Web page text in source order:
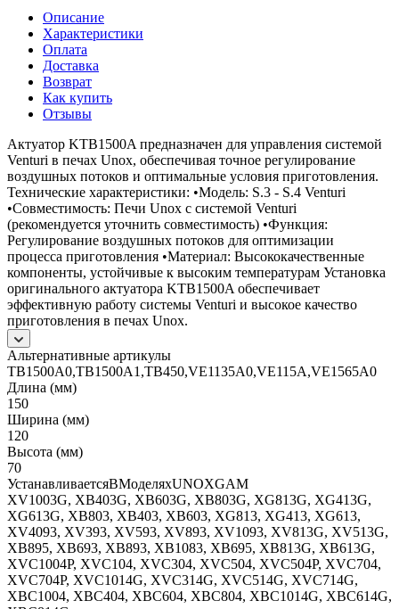
Описание
Характеристики
Оплата
Доставка
Возврат
Как купить
Отзывы
Актуатор KTB1500A предназначен для управления системой
Venturi в печах Unox, обеспечивая точное регулирование
воздушных потоков и оптимальные условия приготовления.
Технические характеристики: •Модель: S.3 - S.4 Venturi
•Совместимость: Печи Unox с системой Venturi
(рекомендуется уточнить совместимость) •Функция:
Регулирование воздушных потоков для оптимизации
процесса приготовления •Материал: Высококачественные
компоненты, устойчивые к высоким температурам Установка
оригинального актуатора KTB1500A обеспечивает
эффективную работу системы Venturi и высокое качество
приготовления в печах Unox.
Альтернативные артикулы
TB1500A0,TB1500A1,TB450,VE1135A0,VE115A,VE1565A0
Длина (мм)
150
Ширина (мм)
120
Высота (мм)
70
УстанавливаетсяВМоделяхUNOXGAM
XV1003G, XB403G, XB603G, XB803G, XG813G, XG413G,
XG613G, XB803, XB403, XB603, XG813, XG413, XG613,
XV4093, XV393, XV593, XV893, XV1093, XV813G, XV513G,
XB895, XB693, XB893, XB1083, XB695, XB813G, XB613G,
XVC1004P, XVC104, XVC304, XVC504, XVC504P, XVC704,
XVC704P, XVC1014G, XVC314G, XVC514G, XVC714G,
XBC1004, XBC404, XBC604, XBC804, XBC1014G, XBC614G,